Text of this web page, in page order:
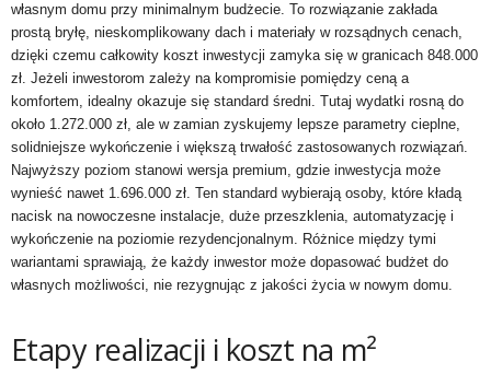
własnym domu przy minimalnym budżecie. To rozwiązanie zakłada
prostą bryłę, nieskomplikowany dach i materiały w rozsądnych cenach,
dzięki czemu całkowity koszt inwestycji zamyka się w granicach 848.000
zł. Jeżeli inwestorom zależy na kompromisie pomiędzy ceną a
komfortem, idealny okazuje się standard średni. Tutaj wydatki rosną do
około 1.272.000 zł, ale w zamian zyskujemy lepsze parametry cieplne,
solidniejsze wykończenie i większą trwałość zastosowanych rozwiązań.
Najwyższy poziom stanowi wersja premium, gdzie inwestycja może
wynieść nawet 1.696.000 zł. Ten standard wybierają osoby, które kładą
nacisk na nowoczesne instalacje, duże przeszklenia, automatyzację i
wykończenie na poziomie rezydencjonalnym. Różnice między tymi
wariantami sprawiają, że każdy inwestor może dopasować budżet do
własnych możliwości, nie rezygnując z jakości życia w nowym domu.
Etapy realizacji i koszt na m²